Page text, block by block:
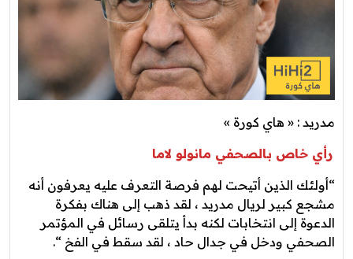
مدريد : « هاي كورة »
رأي خاص بالصحفي مانولو لاما
“أولئك الذين أتيحت لهم فرصة التعرف عليه يعرفون أنه
مشجع كبير لريال مدريد ، لقد ذهب إلى هناك بفكرة
الدعوة إلى انتخابات لكنه بدأ يتلقى رسائل في المؤتمر
الصحفي ودخل في جدال حاد ، لقد سقط في الفخ “.